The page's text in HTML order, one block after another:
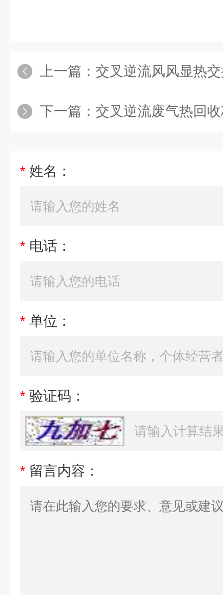
上一篇： 交叉逆流风风显热交换
下一篇： 交叉逆流废气热回收
* 姓名：
* 电话：
* 单位：
* 验证码：
* 留言内容：